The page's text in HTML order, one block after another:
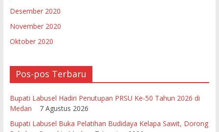
Desember 2020
November 2020
Oktober 2020
Pos-pos Terbaru
Bupati Labusel Hadiri Penutupan PRSU Ke-50 Tahun 2026 di
Medan
7 Agustus 2026
Bupati Labusel Buka Pelatihan Budidaya Kelapa Sawit, Dorong